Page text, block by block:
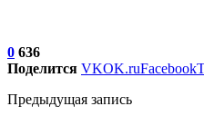
0 636
Поделится VKOK.ruFacebook
Предыдущая запись